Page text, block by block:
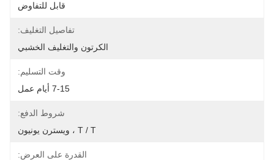
قابل للتفاوض
تفاصيل التغليف:
الكرتون والتغليف الخشبي
وقت التسليم:
7-15 أيام عمل
شروط الدفع:
T / T ، ويسترن يونيون
القدرة على العرض: